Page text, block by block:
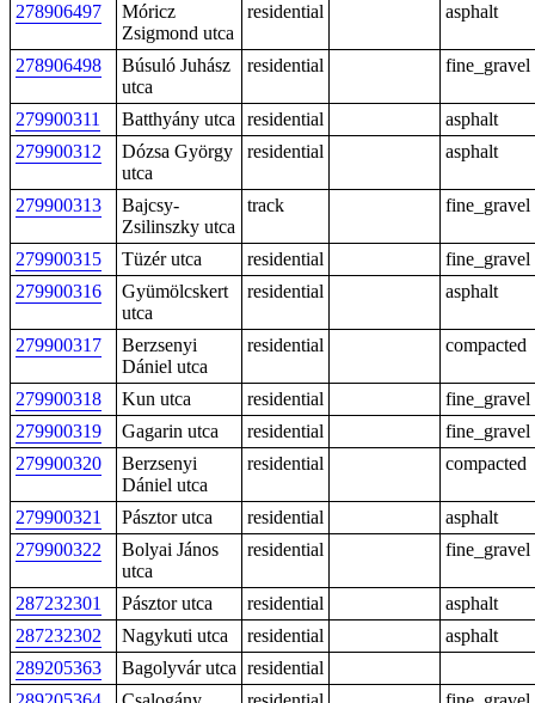
278906497
Móricz
Zsigmond utca
residential asphalt
278906498
Búsuló Juhász
utca
residential fine_gravel
279900311 Batthyány utca residential
asphalt
279900312
Dózsa György
utca
residential asphalt
279900313
Bajcsy-
Zsilinszky utca
track fine_gravel
279900315 Tüzér utca residential
fine_gravel
279900316
Gyümölcskert
utca
residential asphalt
279900317
Berzsenyi
Dániel utca
residential compacted
279900318 Kun utca residential
fine_gravel
279900319
Gagarin utca residential
fine_gravel
279900320
Berzsenyi
Dániel utca
residential compacted
279900321 Pásztor utca residential
asphalt
279900322
Bolyai János
utca
residential fine_gravel
287232301 Pásztor utca residential
asphalt
287232302
Nagykuti utca residential
asphalt
289205363
Bagolyvár utca residential